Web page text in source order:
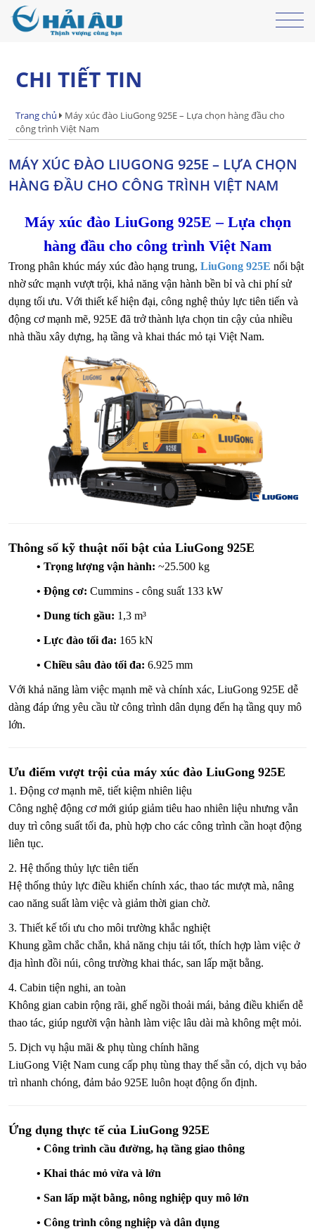
CHI TIẾT TIN
Trang chủ
Máy xúc đào LiuGong 925E – Lựa chọn hàng đầu cho
công trình Việt Nam
MÁY XÚC ĐÀO LIUGONG 925E – LỰA CHỌN
HÀNG ĐẦU CHO CÔNG TRÌNH VIỆT NAM
Máy xúc đào LiuGong 925E – Lựa chọn
hàng đầu cho công trình Việt Nam
Trong phân khúc máy xúc đào hạng trung, LiuGong 925E nổi bật
nhờ sức mạnh vượt trội, khả năng vận hành bền bỉ và chi phí sử
dụng tối ưu. Với thiết kế hiện đại, công nghệ thủy lực tiên tiến và
động cơ mạnh mẽ, 925E đã trở thành lựa chọn tin cậy của nhiều
nhà thầu xây dựng, hạ tầng và khai thác mỏ tại Việt Nam.
Thông số kỹ thuật nổi bật của LiuGong 925E
• Trọng lượng vận hành: ~25.500 kg
• Động cơ: Cummins - công suất 133 kW
• Dung tích gầu: 1,3 m³
• Lực đào tối đa: 165 kN
• Chiều sâu đào tối đa: 6.925 mm
Với khả năng làm việc mạnh mẽ và chính xác, LiuGong 925E dễ
dàng đáp ứng yêu cầu từ công trình dân dụng đến hạ tầng quy mô
lớn.
Ưu điểm vượt trội của máy xúc đào LiuGong 925E
1. Động cơ mạnh mẽ, tiết kiệm nhiên liệu
Công nghệ động cơ mới giúp giảm tiêu hao nhiên liệu nhưng vẫn
duy trì công suất tối đa, phù hợp cho các công trình cần hoạt động
liên tục.
2. Hệ thống thủy lực tiên tiến
Hệ thống thủy lực điều khiển chính xác, thao tác mượt mà, nâng
cao năng suất làm việc và giảm thời gian chờ.
3. Thiết kế tối ưu cho môi trường khắc nghiệt
Khung gầm chắc chắn, khả năng chịu tải tốt, thích hợp làm việc ở
địa hình đồi núi, công trường khai thác, san lấp mặt bằng.
4. Cabin tiện nghi, an toàn
Không gian cabin rộng rãi, ghế ngồi thoải mái, bảng điều khiển dễ
thao tác, giúp người vận hành làm việc lâu dài mà không mệt mỏi.
5. Dịch vụ hậu mãi & phụ tùng chính hãng
LiuGong Việt Nam cung cấp phụ tùng thay thế sẵn có, dịch vụ bảo
trì nhanh chóng, đảm bảo 925E luôn hoạt động ổn định.
Ứng dụng thực tế của LiuGong 925E
• Công trình cầu đường, hạ tầng giao thông
• Khai thác mỏ vừa và lớn
• San lấp mặt bằng, nông nghiệp quy mô lớn
• Công trình công nghiệp và dân dụng